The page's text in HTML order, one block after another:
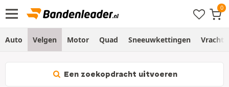
Auto Velgen Motor Quad Sneeuwkettingen
Een zoekopdracht uitvoeren